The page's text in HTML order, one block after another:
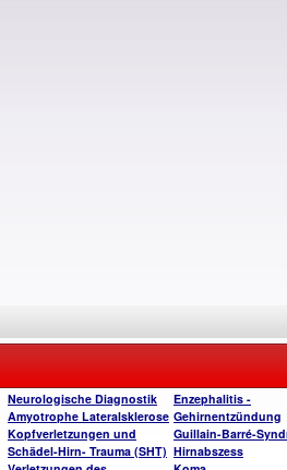
Neurologische Diagnostik
Amyotrophe Lateralsklerose
Kopfverletzungen und
Schädel-Hirn- Trauma (SHT)
Enzephalitis -
Gehirnentzündung
Guillain-Barré-
Hirnabszess